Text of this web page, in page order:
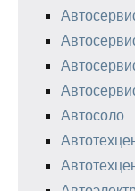
Автосоло